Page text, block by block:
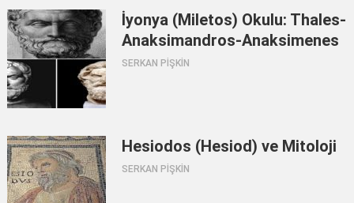
İyonya (Miletos) Okulu: Thales-
Anaksimandros-Anaksimenes
SERKAN PİŞKİN
Hesiodos (Hesiod) ve Mitoloji
SERKAN PİŞKİN